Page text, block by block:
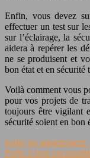
Enfin, vous devez
effectuer un test sur
sur l’éclairage, la
aidera à repérer les
ne se produisent et
bon état et en sécurité
Voilà comment vous
pour vos projets de
toujours être vigilant
sécurité soient en bon
Isoler un appartement
Poêle à bois